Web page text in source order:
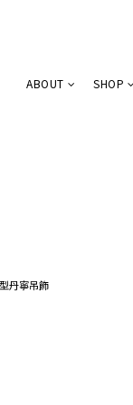
ABOUT SHOP